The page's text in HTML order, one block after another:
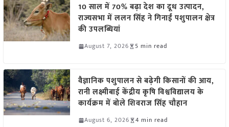
10 साल में 70% बढ़ा देश का दूध उत्पादन,
राज्यसभा में ललन सिंह ने गिनाईं पशुपालन क्षेत्र
की उपलब्धियां
August 7, 2026 5 min read
वैज्ञानिक पशुपालन से बढ़ेगी किसानों की आय,
रानी लक्ष्मीबाई केंद्रीय कृषि विश्वविद्यालय के
कार्यक्रम में बोले शिवराज सिंह चौहान
August 6, 2026 4 min read